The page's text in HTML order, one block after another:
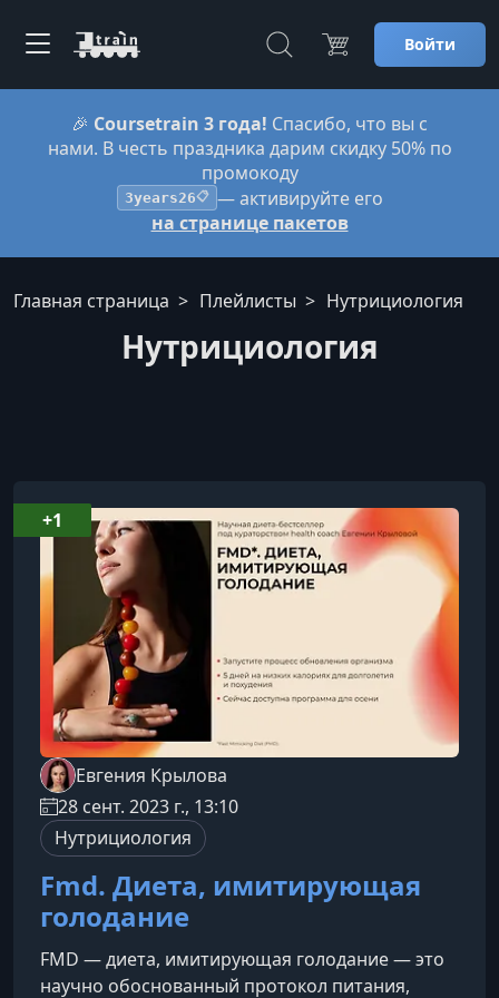
Войти
🎉 Coursetrain 3 года! Спасибо, что вы с
нами. В честь праздника дарим скидку 50% по
промокоду
3years26📋 — активируйте его
на странице пакетов
Главная страница Плейлисты Нутрициология
Нутрициология
Нутрициология
Евгения Крылова
28 сент. 2023 г., 13:10
Нутрициология
Fmd. Диета, имитирующая
голодание
FMD — диета, имитирующая голодание — это
научно обоснованный протокол питания,
+1